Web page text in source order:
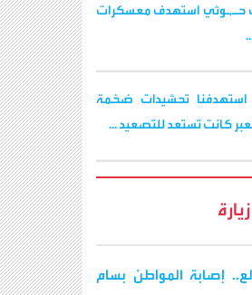
استهدف معسكرات
استهدفنا تحشيدات ضخمة
كانت تستعد للتصعيد ...
إصابة المواطن بسام